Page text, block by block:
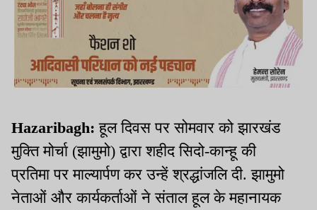
Hazaribagh: हूल दिवस पर सोमवार को झारखंड
मुक्ति मोर्चा (झामुमो) द्वारा शहीद सिदो-कान्हू की
प्रतिमा पर माल्यार्पण कर उन्हें श्रद्धांजलि दी. झामुमो
नेताओं और कार्यकर्ताओं ने संताल हूल के महानायक